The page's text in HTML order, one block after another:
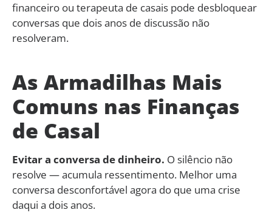
financeiro ou terapeuta de casais pode desbloquear
conversas que dois anos de discussão não
resolveram.
As Armadilhas Mais
Comuns nas Finanças
de Casal
Evitar a conversa de dinheiro. O silêncio não
resolve — acumula ressentimento. Melhor uma
conversa desconfortável agora do que uma crise
daqui a dois anos.